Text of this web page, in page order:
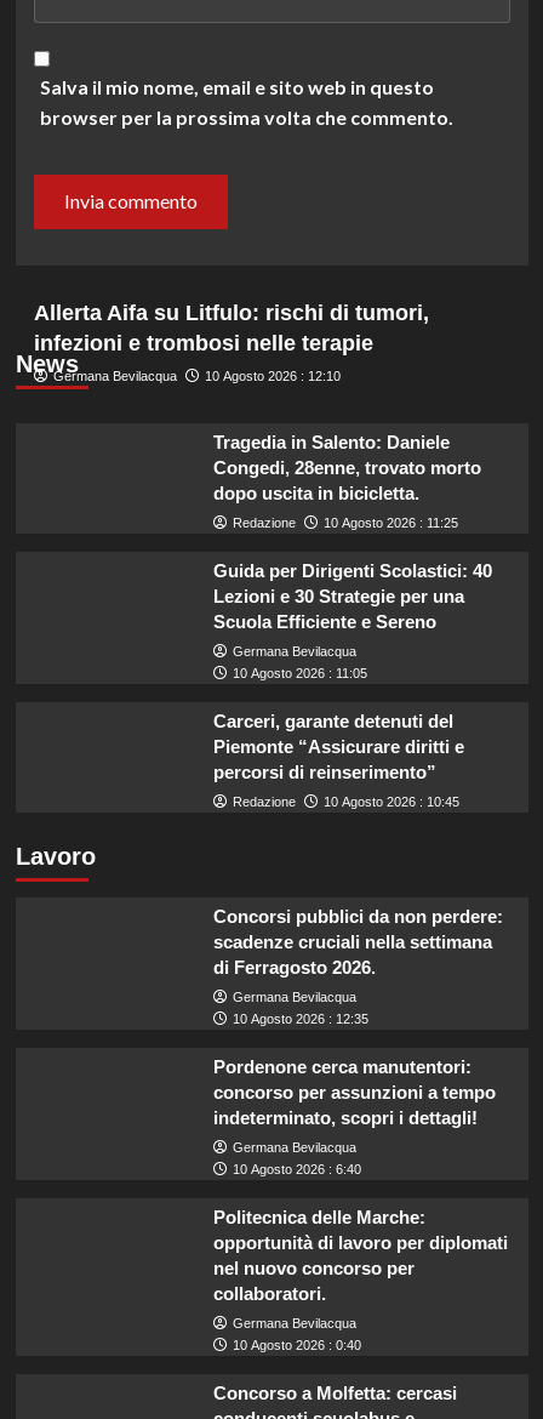
Salva il mio nome, email e sito web in questo
browser per la prossima volta che commento.
News
Allerta Aifa su Litfulo: rischi di tumori,
infezioni e trombosi nelle terapie
Germana Bevilacqua 10 Agosto 2026 : 12:10
Tragedia in Salento: Daniele
Congedi, 28enne, trovato morto
dopo uscita in bicicletta.
Redazione 10 Agosto 2026 : 11:25
Guida per Dirigenti Scolastici: 40
Lezioni e 30 Strategie per una
Scuola Efficiente e Sereno
Germana Bevilacqua
10 Agosto 2026 : 11:05
Carceri, garante detenuti del
Piemonte “Assicurare diritti e
percorsi di reinserimento”
Redazione 10 Agosto 2026 : 10:45
Lavoro
Concorsi pubblici da non perdere:
scadenze cruciali nella settimana
di Ferragosto 2026.
Germana Bevilacqua
10 Agosto 2026 : 12:35
Pordenone cerca manutentori:
concorso per assunzioni a tempo
indeterminato, scopri i dettagli!
Germana Bevilacqua
10 Agosto 2026 : 6:40
Politecnica delle Marche:
opportunità di lavoro per diplomati
nel nuovo concorso per
collaboratori.
Germana Bevilacqua
10 Agosto 2026 : 0:40
Concorso a Molfetta: cercasi